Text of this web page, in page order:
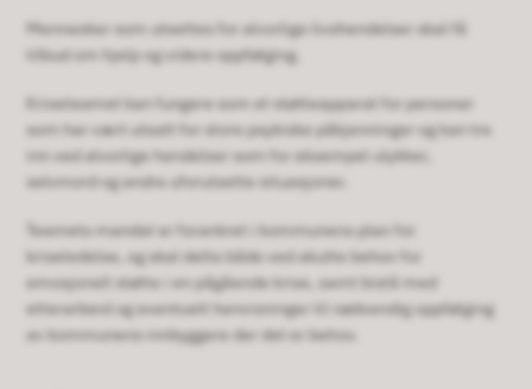
Mennesker som utsettes for alvorlige livshendelser skal få
tilbud om hjelp og videre oppfølging.
Kriseteamet kan fungere som et støtteapparat for personer
som har vært utsatt for store psykiske påkjenninger og kan tre
inn ved alvorlige hendelser som for eksempel ulykker,
selvmord og andre uforutsette situasjoner.
Teamets mandat er forankret i kommunens plan for
kriseledelse, og skal delta både ved akutte behov for
emosjonell støtte i en pågående krise, samt bistå med
etterarbeid og eventuelt henvisninger til nødvendig oppfølging
av kommunens innbyggere der det er behov.